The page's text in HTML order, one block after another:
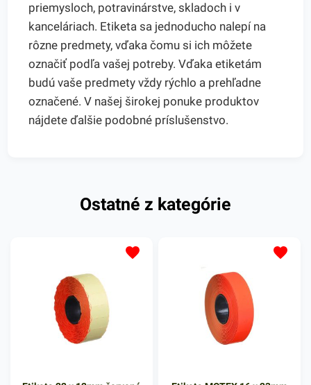
priemysloch, potravinárstve, skladoch i v
kanceláriach. Etiketa sa jednoducho nalepí na
rôzne predmety, vďaka čomu si ich môžete
označiť podľa vašej potreby. Vďaka etiketám
budú vaše predmety vždy rýchlo a prehľadne
označené. V našej širokej ponuke produktov
nájdete ďalšie podobné príslušenstvo.
Ostatné z kategórie